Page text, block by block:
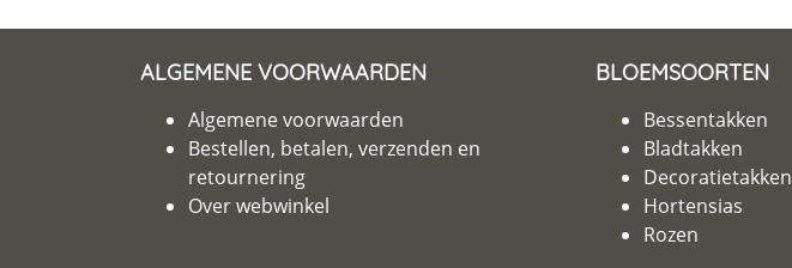
ALGEMENE VOORWAARDEN
Algemene voorwaarden
Bestellen, betalen, verzenden en
retournering
Over webwinkel
BLOEMSOORTEN
Bessentakken
Bladtakken
Decoratietakken
Hortensias
Rozen